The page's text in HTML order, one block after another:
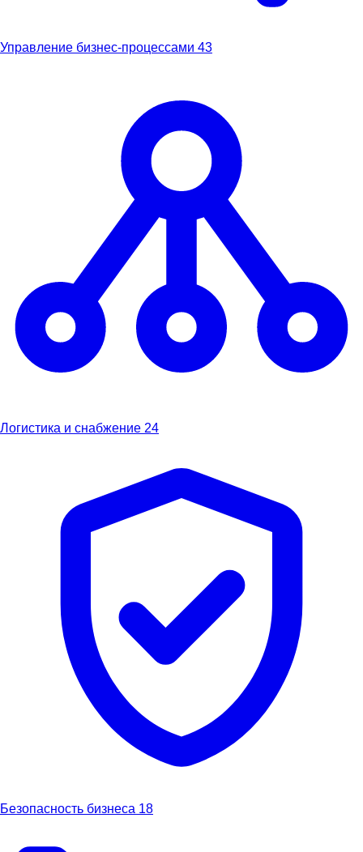
Управление бизнес-процессами 43
Логистика и снабжение 24
Безопасность бизнеса 18